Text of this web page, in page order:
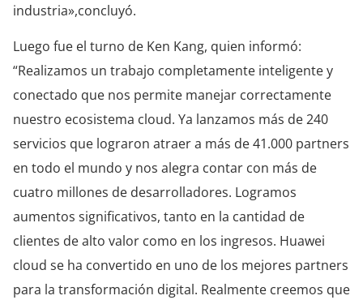
industria»,concluyó.
Luego fue el turno de Ken Kang, quien informó:
“Realizamos un trabajo completamente inteligente y
conectado que nos permite manejar correctamente
nuestro ecosistema cloud. Ya lanzamos más de 240
servicios que lograron atraer a más de 41.000 partners
en todo el mundo y nos alegra contar con más de
cuatro millones de desarrolladores. Logramos
aumentos significativos, tanto en la cantidad de
clientes de alto valor como en los ingresos. Huawei
cloud se ha convertido en uno de los mejores partners
para la transformación digital. Realmente creemos que